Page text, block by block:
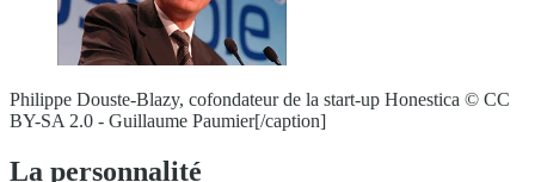
Philippe Douste-Blazy, cofondateur de la start-up Honestica © CC
BY-SA 2.0 - Guillaume Paumier[/caption]
La personnalité